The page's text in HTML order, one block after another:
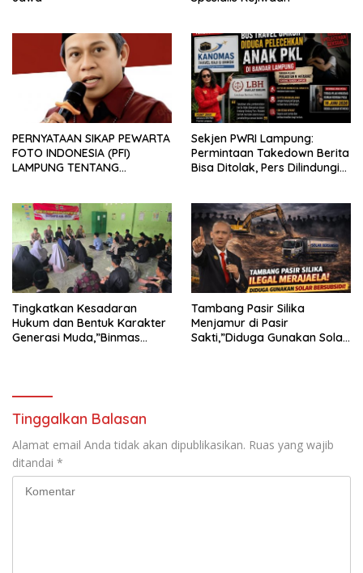
PERNYATAAN SIKAP PEWARTA
FOTO INDONESIA (PFI)
LAMPUNG TENTANG
TERHADAP JURNALIS DI
PENGADILAN NEGERI
TANJUNG KARANG.
Sekjen PWRI Lampung:
Permintaan Takedown Berita
Bisa Ditolak, Pers Dilindungi
Tingkatkan Kesadaran
Hukum dan Bentuk Karakter
Generasi Muda,”Binmas
Tambang Pasir Silika
Menjamur di Pasir
Sakti,”Diduga Gunakan Solar
Tinggalkan Balasan
Alamat email Anda tidak akan dipublikasikan. Ruas yang wajib
ditandai *